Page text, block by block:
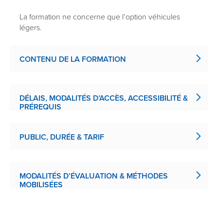
​La formation ne concerne que l’option véhicules
légers.
CONTENU DE LA FORMATION
DÉLAIS, MODALITÉS D’ACCÈS, ACCESSIBILITÉ &
PRÉREQUIS
PUBLIC, DURÉE & TARIF
MODALITÉS D’ÉVALUATION & MÉTHODES
MOBILISÉES